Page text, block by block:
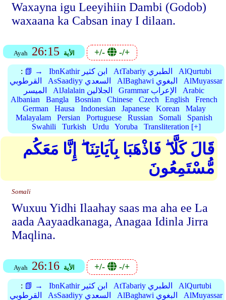
Waxayna igu Leeyihiin Dambi (Godob)
waxaana ka Cabsan inay I dilaan.
Ayah 26:15 الأية +/- -/+
: 📗 → IbnKathir ابن كثير AtTabariy الطبري
AlQurtubi
القرطوبي
AsSaadiyy السعدي AlBaghawi البغوي
AlMuyassar
الميسر
AlJalalain الجلالين Grammar الإعراب
Arabic
Albanian
Bangla Bosnian Chinese Czech English
French
German
Hausa Indonesian Japanese Korean
Malay
Malayalam
Persian Portuguese Russian Somali
Spanish
Swahili
Turkish Urdu Yoruba Transliteration [+]
قَالَ كَلَّا ۖ فَاذْهَبَا بِآيَاتِنَا ۖ إِنَّا مَعَكُم
مُّسْتَمِعُونَ
Somali
Wuxuu Yidhi Ilaahay saas ma aha ee La
aada Aayaadkanaga, Anagaa Idinla Jirra
Maqlina.
Ayah 26:16 الأية +/- -/+
: 📗 → IbnKathir ابن كثير AtTabariy الطبري
AlQurtubi
القرطوبي
AsSaadiyy السعدي AlBaghawi البغوي
AlMuyassar